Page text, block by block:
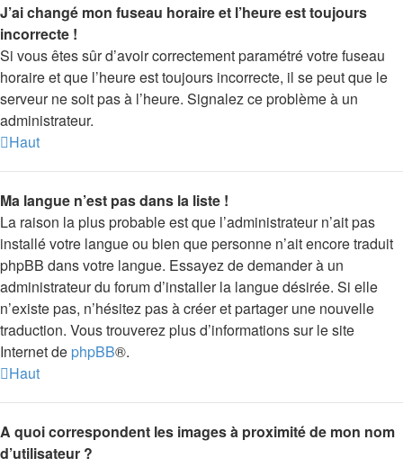
J’ai changé mon fuseau horaire et l’heure est toujours
incorrecte !
Si vous êtes sûr d’avoir correctement paramétré votre fuseau
horaire et que l’heure est toujours incorrecte, il se peut que le
serveur ne soit pas à l’heure. Signalez ce problème à un
administrateur.
Haut
Ma langue n’est pas dans la liste !
La raison la plus probable est que l’administrateur n’ait pas
installé votre langue ou bien que personne n’ait encore traduit
phpBB dans votre langue. Essayez de demander à un
administrateur du forum d’installer la langue désirée. Si elle
n’existe pas, n’hésitez pas à créer et partager une nouvelle
traduction. Vous trouverez plus d’informations sur le site
Internet de phpBB®.
Haut
A quoi correspondent les images à proximité de mon nom
d’utilisateur ?